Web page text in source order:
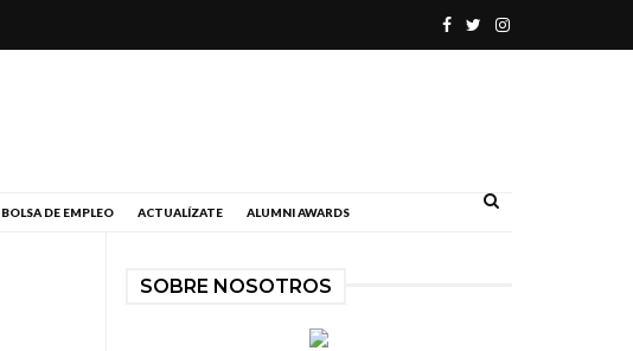
BOLSA DE EMPLEO ACTUALÍZATE ALUMNI AWARDS
SOBRE NOSOTROS